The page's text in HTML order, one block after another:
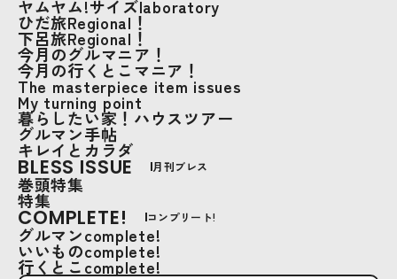
ヤムヤム!サイズlaboratory
ひだ旅Regional！
下呂旅Regional！
今月のグルマニア！
今月の行くとこマニア！
The masterpiece item issues
My turning point
暮らしたい家！ハウスツアー
グルマン手帖
キレイとカラダ
BLESS ISSUE 月刊ブレス
巻頭特集
特集
COMPLETE! コンプリート!
グルマンcomplete!
いいものcomplete!
行くとこcomplete!